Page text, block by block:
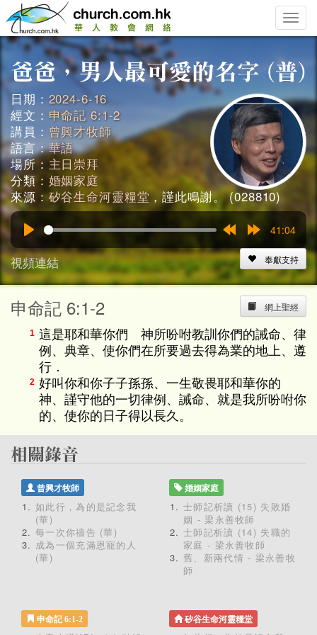
Toggle
日期： 2024-6-16
經文： 申命記 6:1-2
講員： 曾興才牧師
語言：華語
場所： 主日崇拜
分類： 婚姻家庭
來源：矽谷生命河靈糧堂，謹此鳴謝。 (028810)
15s
15s
41:04
視頻連結 奉獻支持
網上聖經
申命記 6:1-2
1 這是耶和華你們 神所吩咐教訓你們的誡命、律
例、典章、使你們在所要過去得為業的地上、遵
行．
2 好叫你和你子子孫孫、一生敬畏耶和華你的
神、謹守他的一切律例、誡命、就是我所吩咐你
的、使你的日子得以長久。
曾興才牧師
如此行，為的是記念我
(華)
每一次你禱告 (華)
成為一個充滿恩寵的人
(華)
婚姻家庭
士師記析讀 (15) 失敗婚
姻 - 梁永善牧師
士師記析讀 (14) 失職的
家庭 - 梁永善牧師
舊、新兩代情 - 梁永善牧
師
申命記 6:1-2 矽谷生命河靈糧堂